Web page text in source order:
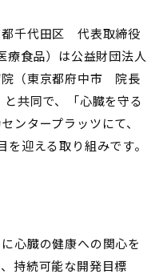
千代田区 代表取締役
食品）は公益財団法人
（東京都府中市 院長
共同で、「心臓を守る
ンタープラッツにて、
迎える取り組みです。
心臓の健康への関心を
持続可能な開発目標